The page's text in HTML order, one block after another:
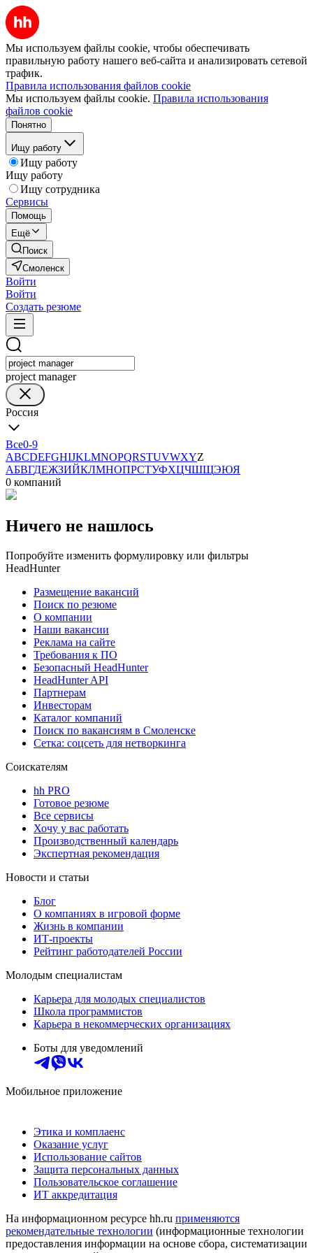
Мы используем файлы cookie, чтобы обеспечивать
правильную работу нашего веб-сайта и анализировать сетевой
трафик.
Правила использования файлов cookie
Мы используем файлы cookie. Правила использования
файлов cookie
Понятно
Ищу работу
Ищу работу
Ищу работу
Ищу сотрудника
Сервисы
Помощь
Ещё
Поиск
Смоленск
Войти
Войти
Создать резюме
project manager
Россия
Все0-9
ABCDEFGHIJKLMNOPQRSTUVWXYZ
АБВГДЕЖЗИЙКЛМНОПРСТУФХЦЧШЩЭЮЯ
0 компаний
Ничего не нашлось
Попробуйте изменить формулировку или фильтры
HeadHunter
Размещение вакансий
Поиск по резюме
О компании
Наши вакансии
Реклама на сайте
Требования к ПО
Безопасный HeadHunter
HeadHunter API
Партнерам
Инвесторам
Каталог компаний
Поиск по вакансиям в Смоленске
Сетка: соцсеть для нетворкинга
Соискателям
hh PRO
Готовое резюме
Все сервисы
Хочу у вас работать
Производственный календарь
Экспертная рекомендация
Новости и статьи
Блог
О компаниях в игровой форме
Жизнь в компании
ИТ-проекты
Рейтинг работодателей России
Молодым специалистам
Карьера для молодых специалистов
Школа программистов
Карьера в некоммерческих организациях
Боты для уведомлений
Мобильное приложение
Этика и комплаенс
Оказание услуг
Использование сайтов
Защита персональных данных
Пользовательское соглашение
ИТ аккредитация
На информационном ресурсе hh.ru применяются
рекомендательные технологии (информационные технологии
предоставления информации на основе сбора, систематизации